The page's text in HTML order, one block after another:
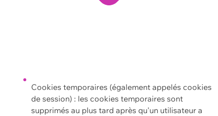
Cookies temporaires (également appelés cookies
de session) : les cookies temporaires sont
supprimés au plus tard après qu'un utilisateur a